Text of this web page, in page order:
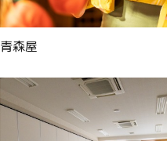
青森屋